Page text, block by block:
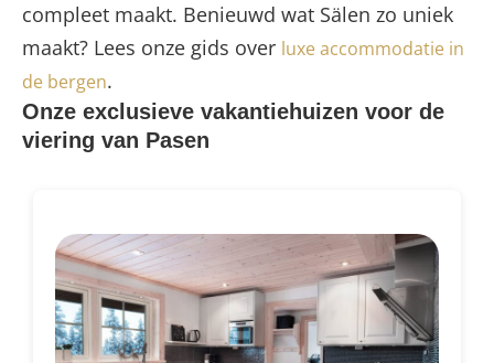
compleet maakt. Benieuwd wat Sälen zo uniek
maakt? Lees onze gids over luxe accommodatie in
de bergen.
Onze exclusieve vakantiehuizen voor de
viering van Pasen